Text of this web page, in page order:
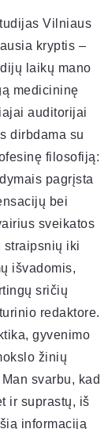
Vilniaus
kryptis –
laikų mano
medicininę
auditorijai
dirbdama su
filosofiją:
pagrįsta
bei
sveikatos
straipsnių iki
išvadomis,
sričių
redaktore.
gyvenimo
žinių
svarbu, kad
ir suprastų, iš
informaciją